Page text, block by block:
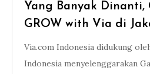
Yang Banyak Dinanti,
GROW with Via di
Via.com Indonesia didukung
Indonesia menyelenggarakan